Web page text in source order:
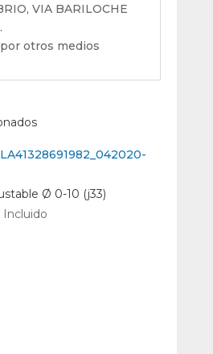
VIA BARILOCHE
otros medios
Ø 0-10 (j33)
Incluido